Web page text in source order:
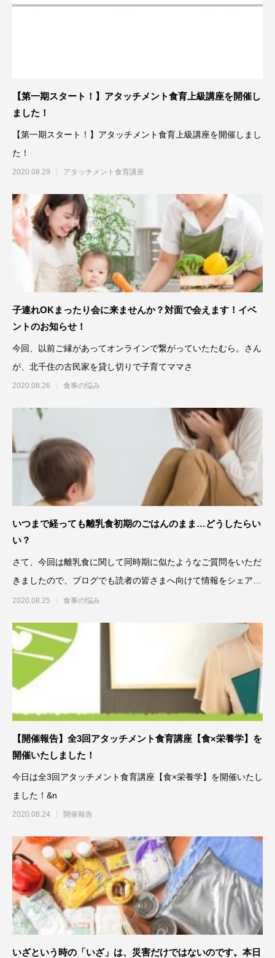
【第一期スタート！】アタッチメント食育上級講座を開催し
ました！
【第一期スタート！】アタッチメント食育上級講座を開催しまし
た！
2020.08.29 アタッチメント食育講座
子連れOKまったり会に来ませんか？対面で会えます！イベ
ントのお知らせ！
今回、以前ご縁があってオンラインで繋がっていたたむら。さん
が、北千住の古民家を貸し切りで子育てママさ
2020.08.26 食事の悩み
いつまで経っても離乳食初期のごはんのまま…どうしたらい
い？
さて、今回は離乳食に関して同時期に似たようなご質問をいただ
きましたので、ブログでも読者の皆さまへ向けて情報をシェアさ
せていただこうと思います
2020.08.25 食事の悩み
【開催報告】全3回アタッチメント食育講座【食×栄養学】を
開催いたしました！
今日は全3回アタッチメント食育講座【食×栄養学】を開催いたし
ました！&n
2020.08.24 開催報告
いざという時の「いざ」は、災害だけではないのです。本日